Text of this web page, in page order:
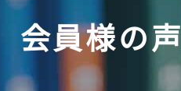
会員様の声